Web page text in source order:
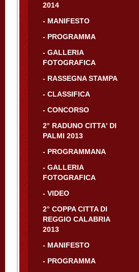
2014
- MANIFESTO
- PROGRAMMA
- GALLERIA
FOTOGRAFICA
- RASSEGNA STAMPA
- CLASSIFICA
- CONCORSO
2° RADUNO CITTA' DI
PALMI 2013
- PROGRAMMANA
- GALLERIA
FOTOGRAFICA
- VIDEO
2° COPPA CITTA DI
REGGIO CALABRIA
2013
- MANIFESTO
- PROGRAMMA